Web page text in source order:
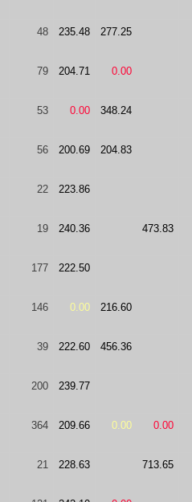
48 235.48 277.25
79 204.71 0.00
53 0.00 348.24
56 200.69 204.83
22 223.86
19 240.36 473.83
177 222.50
146 0.00 216.60
39 222.60 456.36
200 239.77
364 209.66 0.00 0.00
21 228.63 713.65